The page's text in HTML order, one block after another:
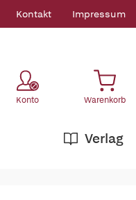
Kontakt Impressum
Konto Warenkorb
Verlag